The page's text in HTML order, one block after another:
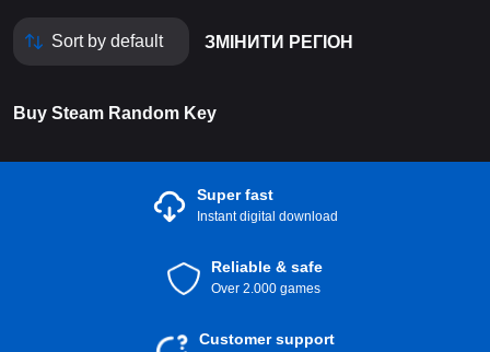
ЗМІНИТИ РЕГІОН
Buy Steam Random Key
Super fast
Instant digital download
Reliable & safe
Over 2.000 games
Customer support